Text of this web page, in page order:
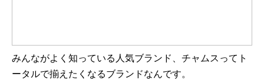
みんながよく知っている人気ブランド、チャムスってト
ータルで揃えたくなるブランドなんです。